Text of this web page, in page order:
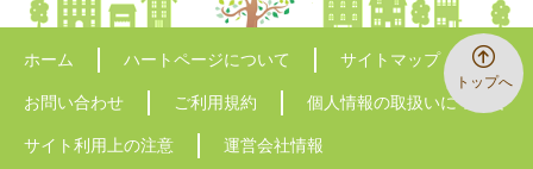
トップへ
ホーム ハートページについて サイトマップ
お問い合わせ ご利用規約 個人情報の取扱いについて
サイト利用上の注意 運営会社情報